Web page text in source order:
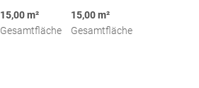
15,00 m²
Gesamtfläche
15,00 m²
Gesamtfläche